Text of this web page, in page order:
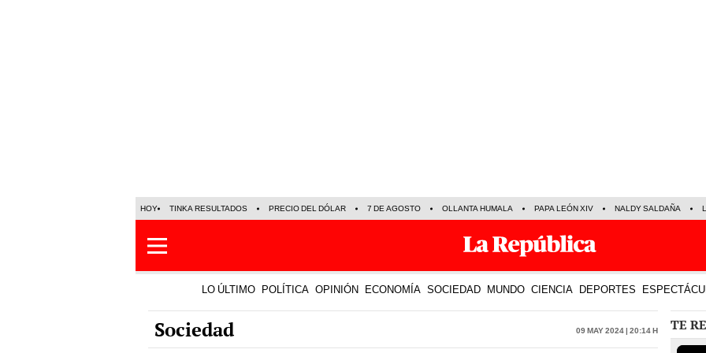
HOY TINKA RESULTADOS PRECIO DEL DÓLAR 7 DE AGOSTO OLLANTA HUMALA PAPA LEÓN XIV NALDY SALDAÑA
LO ÚLTIMO POLÍTICA OPINIÓN ECONOMÍA SOCIEDAD MUNDO CIENCIA DEPORTES
Sociedad 09 May 2024 | 20:14 h TE